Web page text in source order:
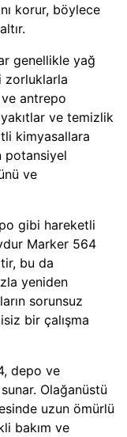
korur, böylece
genellikle yağ
zorluklarla
ve antrepo
ve temizlik
kimyasallara
potansiyel
ve
gibi hareketli
Marker 564
bu da
yeniden
sorunsuz
bir çalışma
depo ve
Olağanüstü
uzun ömürlü
bakım ve